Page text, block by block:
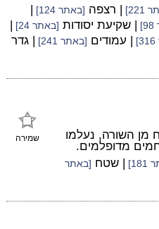
| רצפה [באתר 124]
|
| שקיעת יסודות [באתר 24]
|
| עמודים [באתר 241] | גדר
שמירה
מן השורה, נעלמו
מדופלמים.
| שטח [באתר